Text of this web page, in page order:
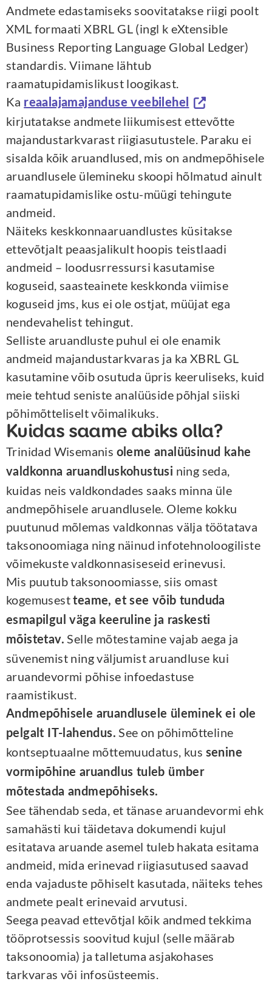
Andmete edastamiseks soovitatakse riigi poolt
XML formaati XBRL GL (ingl k eXtensible
Business Reporting Language Global Ledger)
standardis. Viimane lähtub
raamatupidamislikust loogikast.
Ka reaalajamajanduse veebilehel
kirjutatakse andmete liikumisest ettevõtte
majandustarkvarast riigiasutustele. Paraku ei
sisalda kõik aruandlused, mis on andmepõhisele
aruandlusele ülemineku skoopi hõlmatud ainult
raamatupidamislike ostu-müügi tehingute
andmeid.
Näiteks keskkonnaaruandlustes küsitakse
ettevõtjalt peaasjalikult hoopis teistlaadi
andmeid – loodusrressursi kasutamise
koguseid, saasteainete keskkonda viimise
koguseid jms, kus ei ole ostjat, müüjat ega
nendevahelist tehingut.
Selliste aruandluste puhul ei ole enamik
andmeid majandustarkvaras ja ka XBRL GL
kasutamine võib osutuda üpris keeruliseks, kuid
meie tehtud seniste analüüside põhjal siiski
põhimõtteliselt võimalikuks.
Kuidas saame abiks olla?
Trinidad Wisemanis oleme analüüsinud kahe
valdkonna aruandluskohustusi ning seda,
kuidas neis valdkondades saaks minna üle
andmepõhisele aruandlusele. Oleme kokku
puutunud mõlemas valdkonnas välja töötatava
taksonoomiaga ning näinud infotehnoloogiliste
võimekuste valdkonnasiseseid erinevusi.
Mis puutub taksonoomiasse, siis omast
kogemusestteame, et see võib tunduda
esmapilgul väga keeruline ja raskesti
mõistetav. Selle mõtestamine vajab aega ja
süvenemist ning väljumist aruandluse kui
aruandevormi põhise infoedastuse
raamistikust.
Andmepõhisele aruandlusele üleminek ei ole
pelgalt IT-lahendus. See on põhimõtteline
kontseptuaalne mõttemuudatus, kus senine
vormipõhine aruandlus tuleb ümber
mõtestada andmepõhiseks.
See tähendab seda, et tänase aruandevormi ehk
samahästi kui täidetava dokumendi kujul
esitatava aruande asemel tuleb hakata esitama
andmeid, mida erinevad riigiasutused saavad
enda vajaduste põhiselt kasutada, näiteks tehes
andmete pealt erinevaid arvutusi.
Seega peavad ettevõtjal kõik andmed tekkima
tööprotsessis soovitud kujul (selle määrab
taksonoomia) ja talletuma asjakohases
tarkvaras või infosüsteemis.